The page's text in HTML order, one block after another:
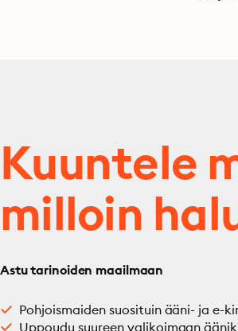
Kuuntele
milloin
Astu tarinoiden maailmaan
Pohjoismaiden suosituin ääni- ja e-
Uppoudu suureen valikoimaan